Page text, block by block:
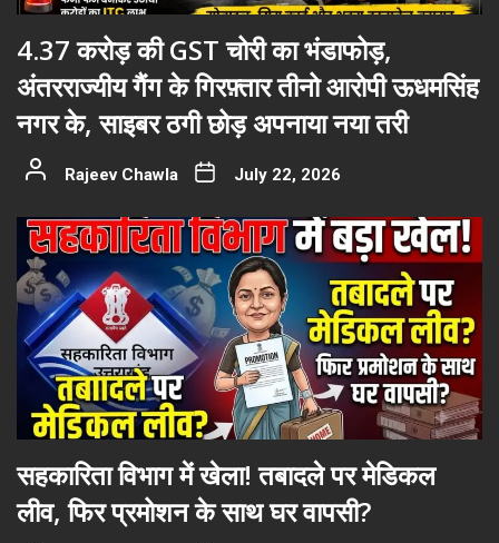
4.37 करोड़ की GST चोरी का भंडाफोड़,
अंतरराज्यीय गैंग के गिरफ़्तार तीनो आरोपी ऊधमसिंह
नगर के, साइबर ठगी छोड़ अपनाया नया तरी
Rajeev Chawla July 22, 2026
सहकारिता विभाग में खेला! तबादले पर मेडिकल
लीव, फिर प्रमोशन के साथ घर वापसी?